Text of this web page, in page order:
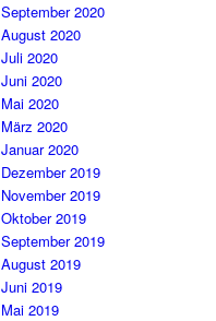
September 2020
August 2020
Juli 2020
Juni 2020
Mai 2020
März 2020
Januar 2020
Dezember 2019
November 2019
Oktober 2019
September 2019
August 2019
Juni 2019
Mai 2019